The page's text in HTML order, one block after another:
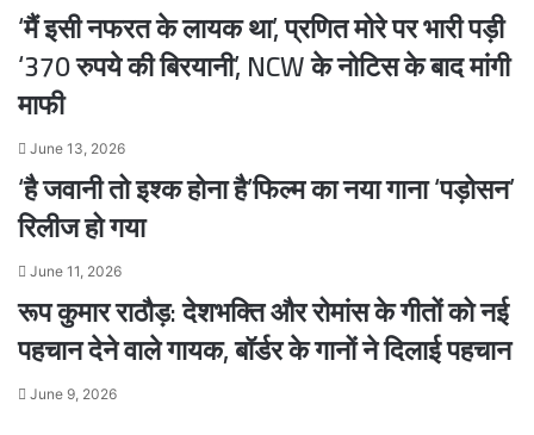
‘मैं इसी नफरत के लायक था’, प्रणित मोरे पर भारी पड़ी
‘370 रुपये की बिरयानी’, NCW के नोटिस के बाद मांगी
माफी
June 13, 2026
‘है जवानी तो इश्क होना है’फिल्म का नया गाना ‘पड़ोसन’
रिलीज हो गया
June 11, 2026
रूप कुमार राठौड़: देशभक्ति और रोमांस के गीतों को नई
पहचान देने वाले गायक, बॉर्डर के गानों ने दिलाई पहचान
June 9, 2026